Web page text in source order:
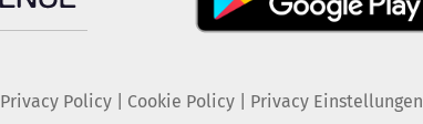
Privacy Policy| Cookie Policy| Privacy Einstellungen